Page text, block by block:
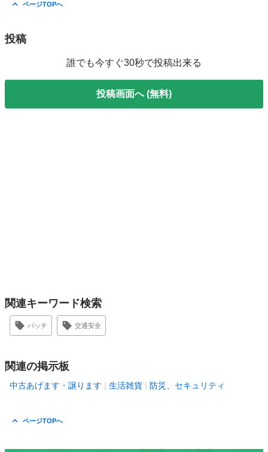
ページTOPへ
投稿
誰でも今すぐ30秒で投稿出来る
投稿画面へ (無料)
関連キーワード検索
バッチ 交通安全
関連の掲示板
中古あげます・譲ります 生活雑貨 防災、セキュリティ
ページTOPへ